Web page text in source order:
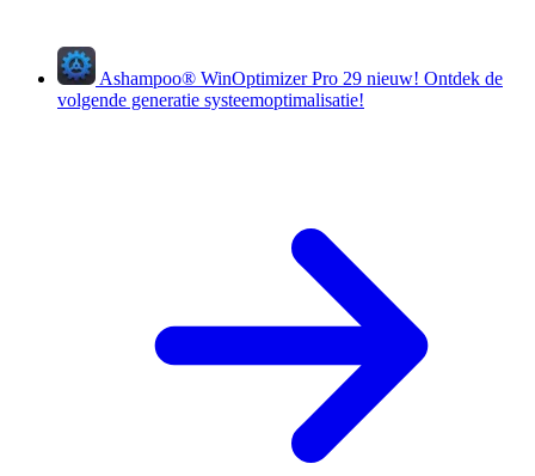
Ashampoo® WinOptimizer Pro 29 nieuw! Ontdek de
volgende generatie systeemoptimalisatie!